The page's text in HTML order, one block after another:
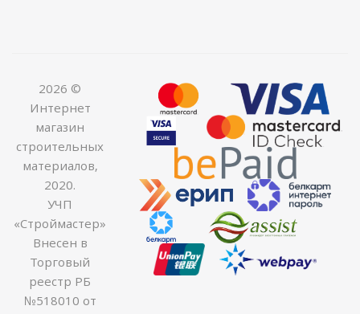
2026 ©
Интернет
магазин
строительных
материалов,
2020.
УЧП
«Строймастер»
Внесен в
Торговый
реестр РБ
№518010 от